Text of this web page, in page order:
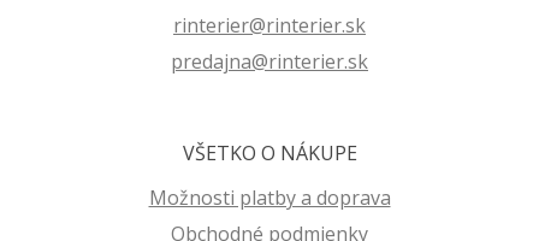
rinterier@rinterier.sk
predajna@rinterier.sk
VŠETKO O NÁKUPE
Možnosti platby a doprava
Obchodné podmienky